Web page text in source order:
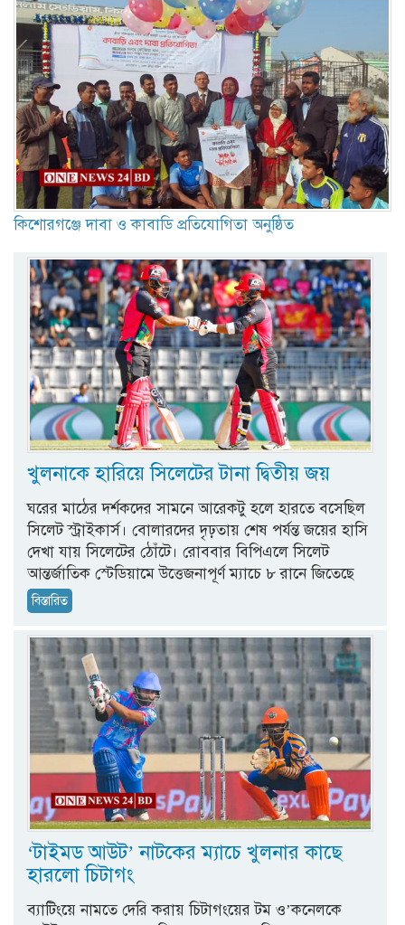
কিশোরগঞ্জে দাবা ও কাবাডি প্রতিযোগিতা অনুষ্ঠিত
খুলনাকে হারিয়ে সিলেটের টানা দ্বিতীয় জয়
ঘরের মাঠের দর্শকদের সামনে আরেকটু হলে হারতে বসেছিল
সিলেট স্ট্রাইকার্স। বোলারদের দৃঢ়তায় শেষ পর্যন্ত জয়ের হাসি
দেখা যায় সিলেটের ঠোঁটে। রোববার বিপিএলে সিলেট
আন্তর্জাতিক স্টেডিয়ামে উত্তেজনাপূর্ণ ম্যাচে ৮ রানে জিতেছে
বিস্তারিত
‘টাইমড আউট’ নাটকের ম্যাচে খুলনার কাছে
হারলো চিটাগং
ব্যাটিংয়ে নামতে দেরি করায় চিটাগংয়ের টম ও’কনেলকে